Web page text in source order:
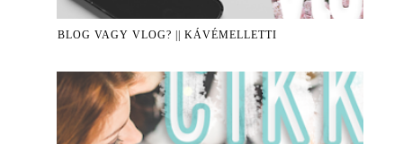
BLOG VAGY VLOG? || KÁVÉMELLETTI